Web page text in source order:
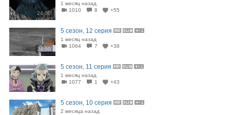
24:00
1 месяц назад
1010
8 +55
24:00
5 сезон, 12 серия
1 месяц назад
1064
7 +38
24:00
5 сезон, 11 серия
1 месяц назад
1077
1 +43
5 сезон, 10 серия
2 месяца назад